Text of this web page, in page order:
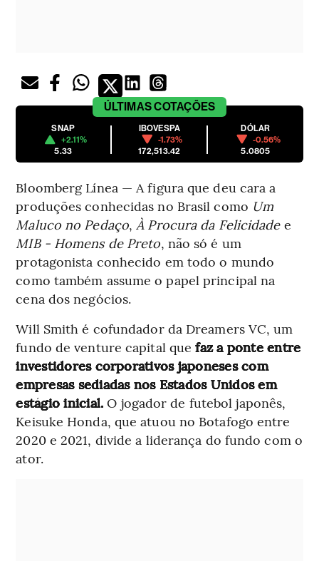
ÚLTIMASCOTAÇÕES
SNAP
+2.11%
5.33
IBOVESPA
-1.73%
172,513.42
DÓLAR
-0.56%
5.0805
Bloomberg Línea — A figura que deu cara a
produções conhecidas no Brasil como Um
Maluco no Pedaço, À Procura da Felicidade e
MIB - Homens de Preto, não só é um
protagonista conhecido em todo o mundo
como também assume o papel principal na
cena dos negócios.
Will Smith é cofundador da Dreamers VC, um
fundo de venture capital quefaz a ponte entre
investidores corporativos japoneses com
empresas sediadas nos Estados Unidos em
estágio inicial. O jogador de futebol japonês,
Keisuke Honda, que atuou no Botafogo entre
2020 e 2021, divide a liderança do fundo com o
ator.